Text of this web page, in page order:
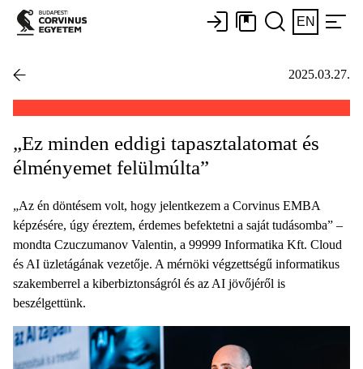
EN
2025.03.27.
„Ez minden eddigi tapasztalatomat és
élményemet felülmúlta”
„Az én döntésem volt, hogy jelentkezem a Corvinus EMBA
képzésére, úgy éreztem, érdemes befektetni a saját tudásomba” –
mondta Czuczumanov Valentin, a 99999 Informatika Kft. Cloud
és AI üzletágának vezetője. A mérnöki végzettségű informatikus
szakemberrel a kiberbiztonságról és az AI jövőjéről is
beszélgettünk.